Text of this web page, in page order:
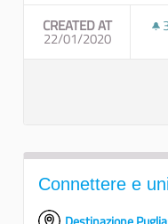
CREATED AT
22/01/2020
Connettere e